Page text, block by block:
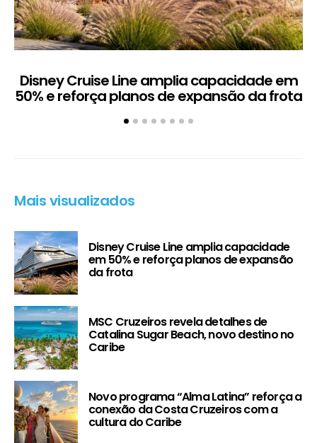
Disney Cruise Line amplia capacidade em
50% e reforça planos de expansão da frota
Mais visualizados
Disney Cruise Line amplia capacidade
em 50% e reforça planos de expansão
da frota
MSC Cruzeiros revela detalhes de
Catalina Sugar Beach, novo destino no
Caribe
Novo programa “Alma Latina” reforça a
conexão da Costa Cruzeiros com a
cultura do Caribe